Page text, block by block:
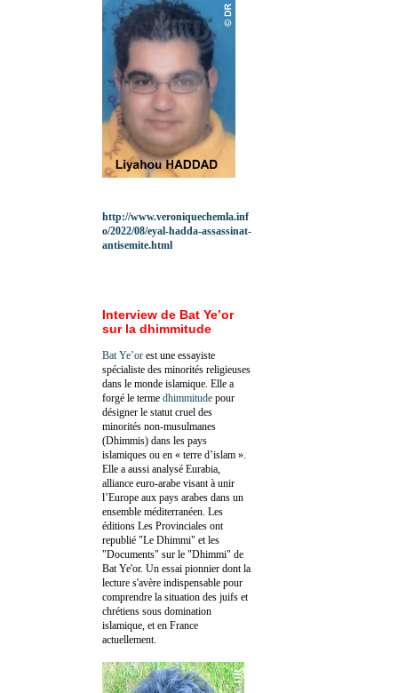
http://www.veroniquechemla.inf
o/2022/08/eyal-hadda-assassinat-
antisemite.html
Interview de Bat Ye’or
sur la dhimmitude
Bat Ye’or est une essayiste
spécialiste des minorités religieuses
dans le monde islamique. Elle a
forgé le terme dhimmitude pour
désigner le statut cruel des
minorités non-musulmanes
(Dhimmis) dans les pays
islamiques ou en « terre d’islam ».
Elle a aussi analysé Eurabia,
alliance euro-arabe visant à unir
l’Europe aux pays arabes dans un
ensemble méditerranéen. Les
éditions Les Provinciales ont
republié "Le Dhimmi" et les
"Documents" sur le "Dhimmi" de
Bat Ye'or. Un essai pionnier dont la
lecture s'avère indispensable pour
comprendre la situation des juifs et
chrétiens sous domination
islamique, et en France
actuellement.